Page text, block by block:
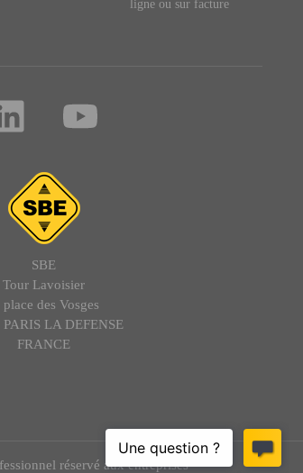
ligne ou sur facture
SBE
Tour Lavoisier
place des Vosges
LA DEFENSE
FRANCE
réservé aux entreprises